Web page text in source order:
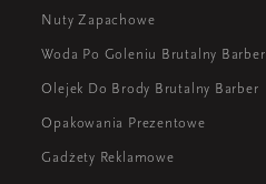
Nuty Zapachowe
Woda Po Goleniu Brutalny Barber
Olejek Do Brody Brutalny Barber
Opakowania Prezentowe
Gadżety Reklamowe